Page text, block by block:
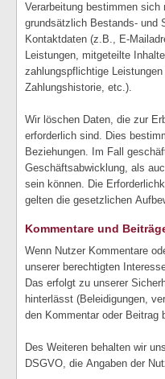
Verarbeitung bestimmen sich
grundsätzlich Bestands- und
Kontaktdaten (z.B., E-
Leistungen, mitgeteilte
zahlungspflichtige
Zahlungshistorie, etc.).
Wir löschen Daten, die zur
erforderlich sind. Dies
Beziehungen. Im Fall
Geschäftsabwicklung, als
sein können. Die
gelten die gesetzlichen
Kommentare und
Wenn Nutzer Kommentare
unserer berechtigten
Das erfolgt zu unserer
hinterlässt (Beleidigungen,
den Kommentar oder Beitrag
Des Weiteren behalten wir
DSGVO, die Angaben der